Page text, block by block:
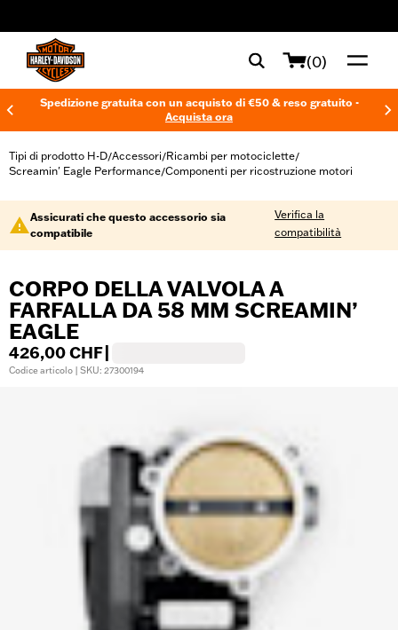
(0)
Spedizione gratuita con un acquisto di €50 & reso gratuito -
Acquista ora
Tipi di prodotto H-D/Accessori/Ricambi per motociclette/
Screamin' Eagle Performance/Componenti per ricostruzione motori
Assicurati che questo accessorio sia
compatibile
Verifica la
compatibilità
CORPO DELLA VALVOLA A
FARFALLA DA 58 MM SCREAMIN’
EAGLE
426,00 CHF
Codice articolo | SKU: 27300194